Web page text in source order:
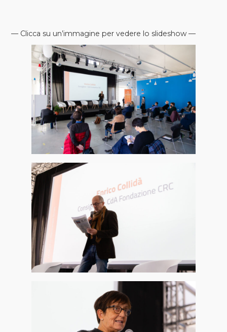
— Clicca su un’immagine per vedere lo slideshow —